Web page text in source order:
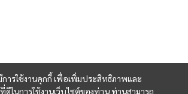
การใช้งานคุกกี้ เพื่อเพิ่มประสิทธิภาพและ
ในการใช้งานเว็บไซต์ของท่าน ท่านสามารถ